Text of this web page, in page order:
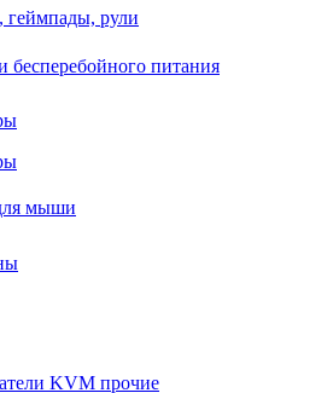
геймпады, рули
бесперебойного питания
мыши
KVM прочие